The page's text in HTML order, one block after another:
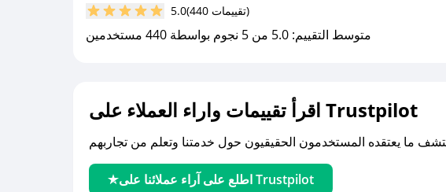
5.0 (440 تقييمات)
متوسط التقييم: 5.0 من 5 نجوم بواسطة 440 مستخدمين
اقرأ تقييمات واراء العملاء على Trustpilot
اطلع على آراء عملائنا على Trustpilot